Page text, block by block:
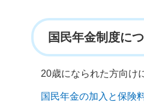
国民年金制度に
20歳になられた方向け
国民年金の加入と保険